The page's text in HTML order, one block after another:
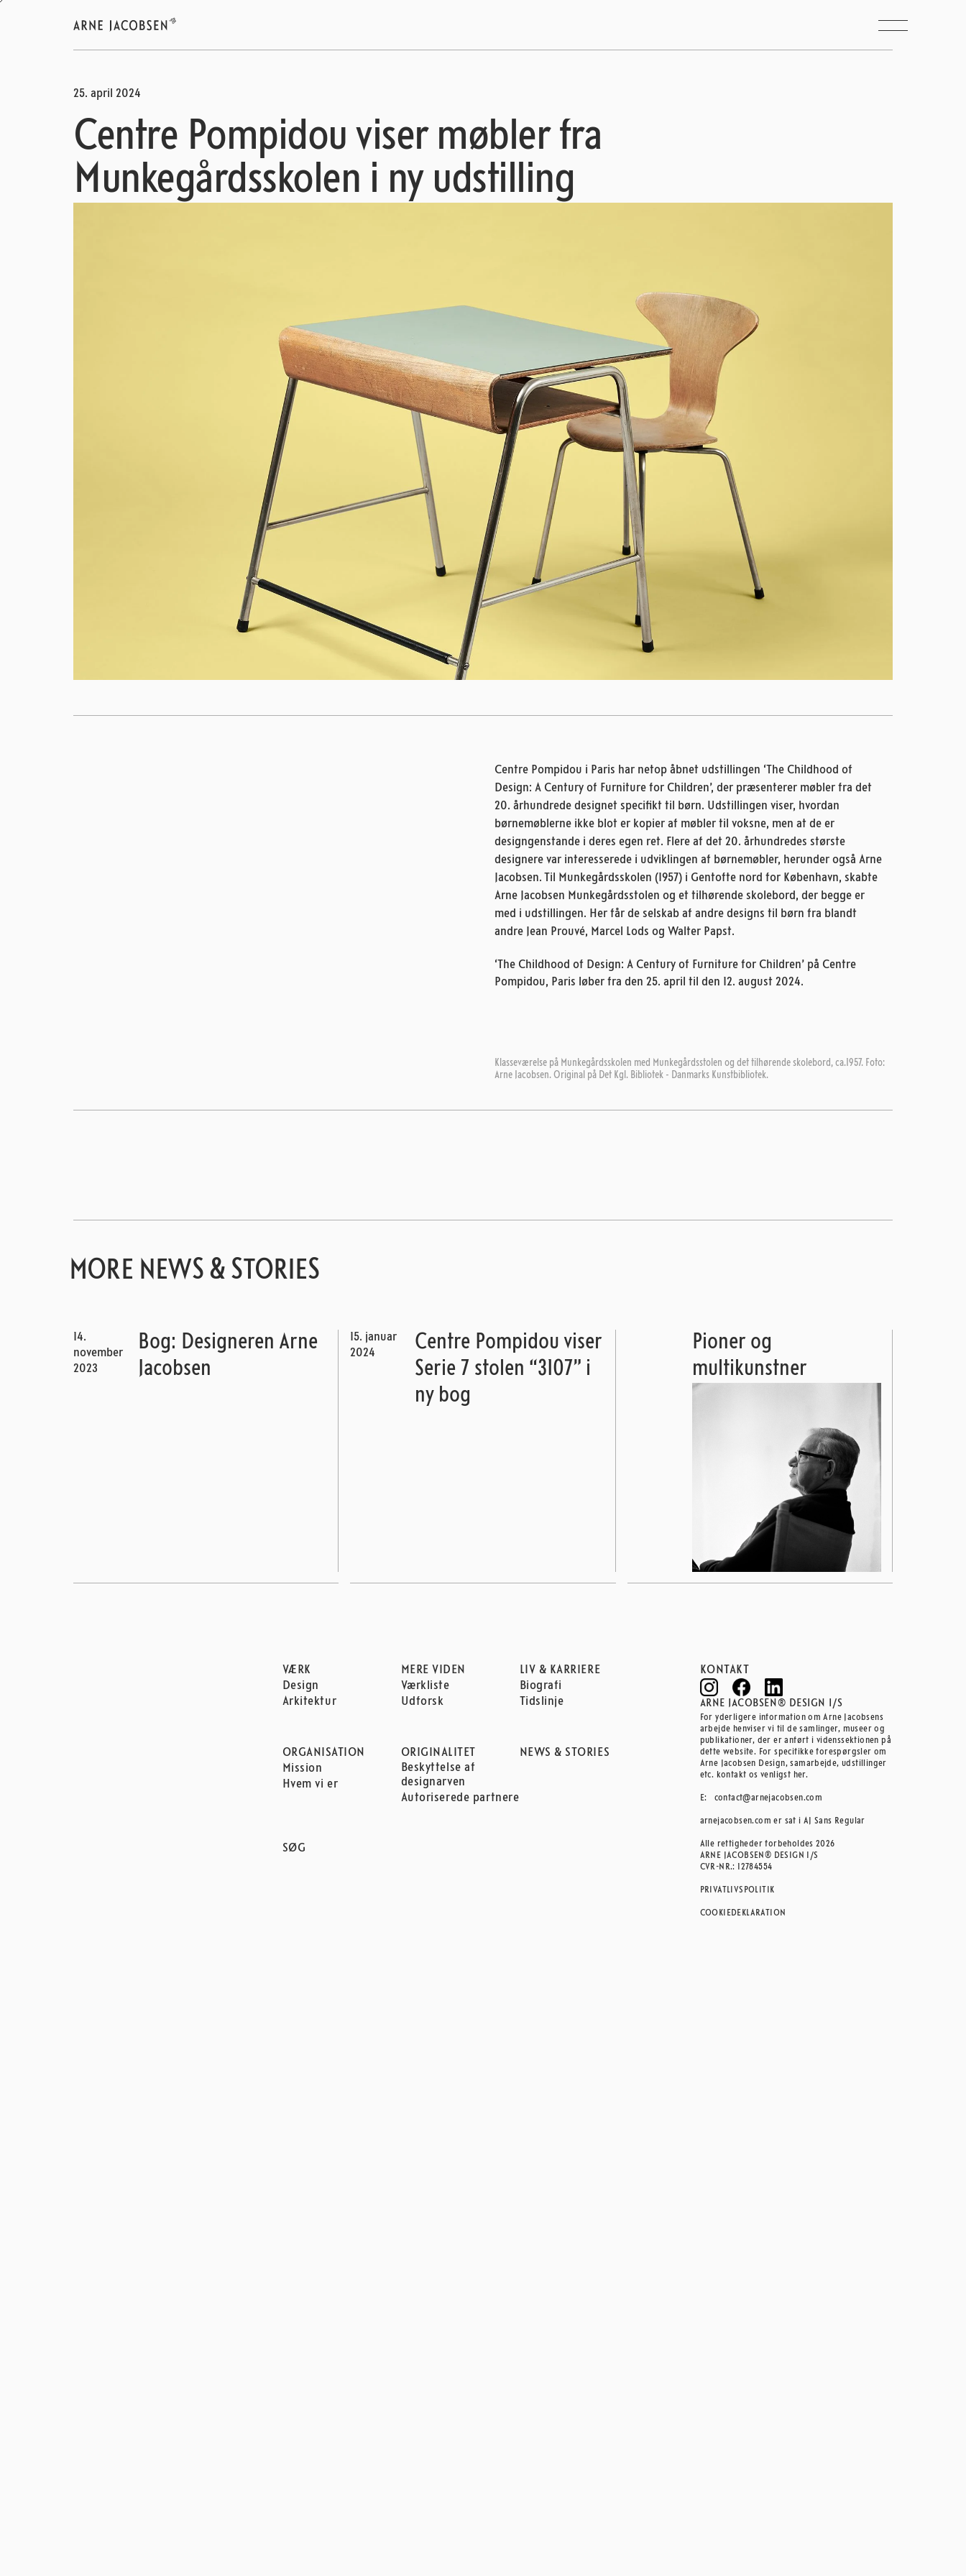
25. april 2024
Centre Pompidou viser møbler fra
Munkegårdsskolen i ny udstilling
Centre Pompidou i Paris har netop åbnet udstillingen ‘The Childhood of
Design: A Century of Furniture for Children’, der præsenterer møbler fra det
20. århundrede designet specifikt til børn. Udstillingen viser, hvordan
børnemøblerne ikke blot er kopier af møbler til voksne, men at de er
designgenstande i deres egen ret. Flere af det 20. århundredes største
designere var interesserede i udviklingen af børnemøbler, herunder også Arne
Jacobsen. Til Munkegårdsskolen (1957) i Gentofte nord for København, skabte
Arne Jacobsen Munkegårdsstolen og et tilhørende skolebord, der begge er
med i udstillingen. Her får de selskab af andre designs til børn fra blandt
andre Jean Prouvé, Marcel Lods og Walter Papst.
‘The Childhood of Design: A Century of Furniture for Children’ på Centre
Pompidou, Paris løber fra den 25. april til den 12. august 2024.
Klasseværelse på Munkegårdsskolen med Munkegårdsstolen og det tilhørende skolebord, ca.1957. Foto:
Arne Jacobsen. Original på Det Kgl. Bibliotek - Danmarks Kunstbibliotek.
MORE NEWS & STORIES
14.
november
2023
Bog: Designeren Arne
Jacobsen
15. januar
2024
Centre Pompidou viser
Serie 7 stolen “3107” i
ny bog
Pioner og
multikunstner
VÆRK
Design
Arkitektur
MERE VIDEN
Værkliste
Udforsk
LIV & KARRIERE
Biografi
Tidslinje
ORGANISATION
Mission
Hvem vi er
ORIGINALITET
Beskyttelse af
designarven
Autoriserede partnere
NEWS & STORIES
SØG
KONTAKT
ARNE JACOBSEN® DESIGN I/S
For yderligere information om Arne Jacobsens
arbejde henviser vi til de samlinger, museer og
publikationer, der er anført i videnssektionen på
dette website. For specifikke forespørgsler om
Arne Jacobsen Design, samarbejde, udstillinger
etc. kontakt os venligst her.
E: contact@arnejacobsen.com
arnejacobsen.com er sat i AJ Sans Regular
Alle rettigheder forbeholdes 2026
ARNE JACOBSEN® DESIGN I/S
CVR-NR.: 12784554
PRIVATLIVSPOLITIK
COOKIEDEKLARATION